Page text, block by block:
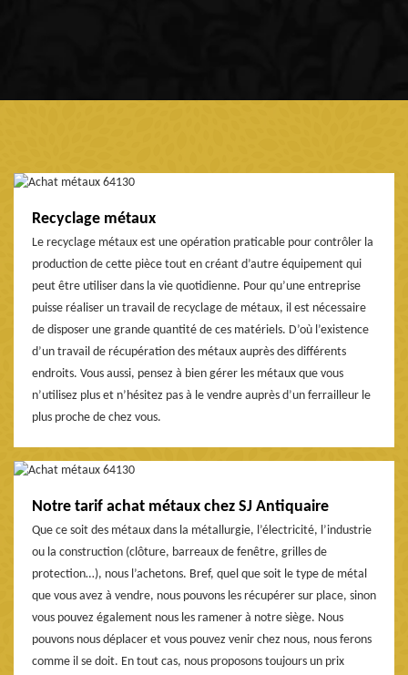
Recyclage métaux
Le recyclage métaux est une opération praticable pour contrôler la
production de cette pièce tout en créant d’autre équipement qui
peut être utiliser dans la vie quotidienne. Pour qu’une entreprise
puisse réaliser un travail de recyclage de métaux, il est nécessaire
de disposer une grande quantité de ces matériels. D’où l’existence
d’un travail de récupération des métaux auprès des différents
endroits. Vous aussi, pensez à bien gérer les métaux que vous
n’utilisez plus et n’hésitez pas à le vendre auprès d’un ferrailleur le
plus proche de chez vous.
Notre tarif achat métaux chez SJ Antiquaire
Que ce soit des métaux dans la métallurgie, l’électricité, l’industrie
ou la construction (clôture, barreaux de fenêtre, grilles de
protection…), nous l’achetons. Bref, quel que soit le type de métal
que vous avez à vendre, nous pouvons les récupérer sur place, sinon
vous pouvez également nous les ramener à notre siège. Nous
pouvons nous déplacer et vous pouvez venir chez nous, nous ferons
comme il se doit. En tout cas, nous proposons toujours un prix